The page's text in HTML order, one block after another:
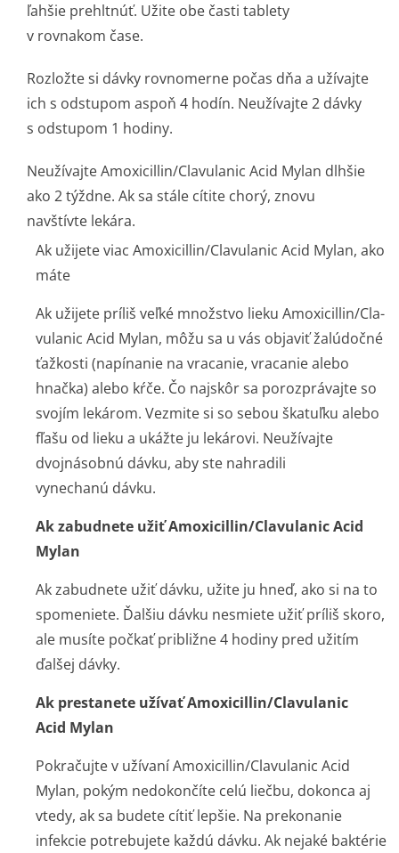
ľahšie prehltnúť. Užite obe časti tablety
v rovnakom čase.
Rozložte si dávky rovnomerne počas dňa a užívajte
ich s odstupom aspoň 4 hodín. Neužívajte 2 dávky
s odstupom 1 hodiny.
Neužívajte Amoxicillin/Cla­vulanic Acid Mylan dlhšie
ako 2 týždne. Ak sa stále cítite chorý, znovu
navštívte lekára.
Ak užijete viac Amoxicillin/Clavulanic Acid Mylan, ako
máte
Ak užijete príliš veľké množstvo lieku Amoxicillin/Cla­
vulanic Acid Mylan, môžu sa u vás objaviť žalúdočné
ťažkosti (napínanie na vracanie, vracanie alebo
hnačka) alebo kŕče. Čo najskôr sa porozprávajte so
svojím lekárom. Vezmite si so sebou škatuľku alebo
fľašu od lieku a ukážte ju lekárovi. Neužívajte
dvojnásobnú dávku, aby ste nahradili
vynechanú dávku.
Ak zabudnete užiť Amoxicillin/Cla­vulanic Acid
Mylan
Ak zabudnete užiť dávku, užite ju hneď, ako si na to
spomeniete. Ďalšiu dávku nesmiete užiť príliš skoro,
ale musíte počkať približne 4 hodiny pred užitím
ďalšej dávky.
Ak prestanete užívať Amoxicillin/Cla­vulanic
Acid Mylan
Pokračujte v užívaní Amoxicillin/Cla­vulanic Acid
Mylan, pokým nedokončíte celú liečbu, dokonca aj
vtedy, ak sa budete cítiť lepšie. Na prekonanie
infekcie potrebujete každú dávku. Ak nejaké baktérie